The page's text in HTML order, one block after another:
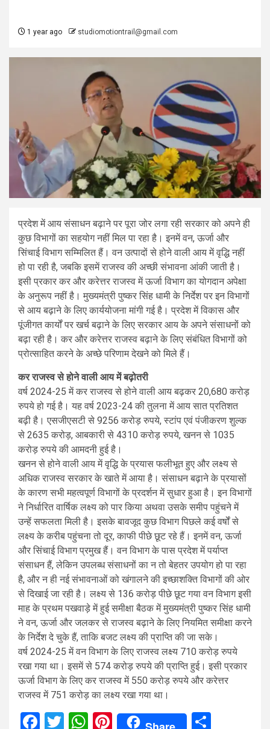
1 year ago studiomotiontrail@gmail.com
प्रदेश में आय संसाधन बढ़ाने पर पूरा जोर लगा रही सरकार को अपने ही
कुछ विभागों का सहयोग नहीं मिल पा रहा है। इनमें वन, ऊर्जा और
सिंचाई विभाग सम्मिलित हैं। वन उत्पादों से होने वाली आय में वृद्धि नहीं
हो पा रही है, जबकि इसमें राजस्व की अच्छी संभावना आंकी जाती है।
इसी प्रकार कर और करेत्तर राजस्व में ऊर्जा विभाग का योगदान अपेक्षा
के अनुरूप नहीं है। मुख्यमंत्री पुष्कर सिंह धामी के निर्देश पर इन विभागों
से आय बढ़ाने के लिए कार्ययोजना मांगी गई है। प्रदेश में विकास और
पूंजीगत कार्यों पर खर्च बढ़ाने के लिए सरकार आय के अपने संसाधनों को
बढ़ा रही है। कर और करेत्तर राजस्व बढ़ाने के लिए संबंधित विभागों को
प्रोत्साहित करने के अच्छे परिणाम देखने को मिले हैं।
कर राजस्व से होने वाली आय में बढ़ोतरी
वर्ष 2024-25 में कर राजस्व से होने वाली आय बढ़कर 20,680 करोड़
रुपये हो गई है। यह वर्ष 2023-24 की तुलना में आय सात प्रतिशत
बढ़ी है। एसजीएसटी से 9256 करोड़ रुपये, स्टांप एवं पंजीकरण शुल्क
से 2635 करोड़, आबकारी से 4310 करोड़ रुपये, खनन से 1035
करोड़ रुपये की आमदनी हुई है।
खनन से होने वाली आय में वृद्धि के प्रयास फलीभूत हुए और लक्ष्य से
अधिक राजस्व सरकार के खाते में आया है। संसाधन बढ़ाने के प्रयासों
के कारण सभी महत्वपूर्ण विभागों के प्रदर्शन में सुधार हुआ है। इन विभागों
ने निर्धारित वार्षिक लक्ष्य को पार किया अथवा उसके समीप पहुंचने में
उन्हें सफलता मिली है। इसके बावजूद कुछ विभाग पिछले कई वर्षों से
लक्ष्य के करीब पहुंचना तो दूर, काफी पीछे छूट रहे हैं। इनमें वन, ऊर्जा
और सिंचाई विभाग प्रमुख हैं। वन विभाग के पास प्रदेश में पर्याप्त
संसाधन हैं, लेकिन उपलब्ध संसाधनों का न तो बेहतर उपयोग हो पा रहा
है, और न ही नई संभावनाओं को खंगालने की इच्छाशक्ति विभागों की ओर
से दिखाई जा रही है। लक्ष्य से 136 करोड़ पीछे छूट गया वन विभाग इसी
माह के प्रथम पखवाड़े में हुई समीक्षा बैठक में मुख्यमंत्री पुष्कर सिंह धामी
ने वन, ऊर्जा और जलकर से राजस्व बढ़ाने के लिए नियमित समीक्षा करने
के निर्देश दे चुके हैं, ताकि बजट लक्ष्य की प्राप्ति की जा सके।
वर्ष 2024-25 में वन विभाग के लिए राजस्व लक्ष्य 710 करोड़ रुपये
रखा गया था। इसमें से 574 करोड़ रुपये की प्राप्ति हुई। इसी प्रकार
ऊर्जा विभाग के लिए कर राजस्व में 550 करोड़ रुपये और करेत्तर
राजस्व में 751 करोड़ का लक्ष्य रखा गया था।
Facebook
TwitterWhatsApp
Pinterest